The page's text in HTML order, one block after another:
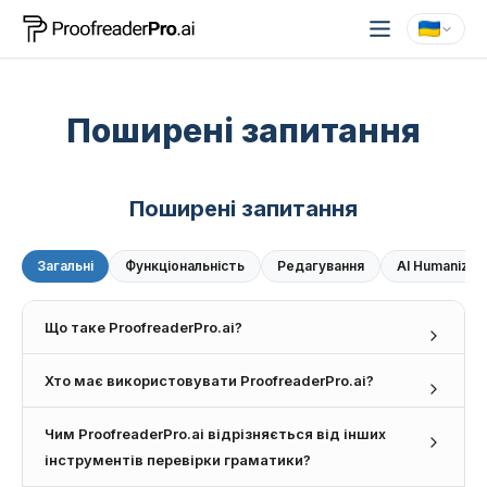
Поширені запитання
Поширені запитання
Загальні Функціональність Редагування AI Humanizer
Що таке ProofreaderPro.ai?
текстів на основі ШІ, створена академіками спеціально
для задоволення потреб інших академічних авторів.
Вона допомагає дослідникам, аспірантам та
професорам покращувати свої рукописи, вирішуючи
ключові мовні проблеми. Додаткові функції включають
Хто має використовувати ProofreaderPro.ai?
науковців, професорів та аспірантів, які потребують
впевненості в тому, що їхні рукописи відповідають
Чим ProofreaderPro.ai відрізняється від інших
інструментів перевірки граматики?